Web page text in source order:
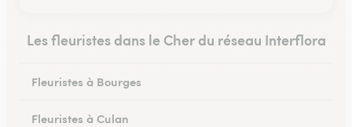
Les fleuristes dans le Cher du réseau Interflora
Fleuristes à Bourges
Fleuristes à Culan